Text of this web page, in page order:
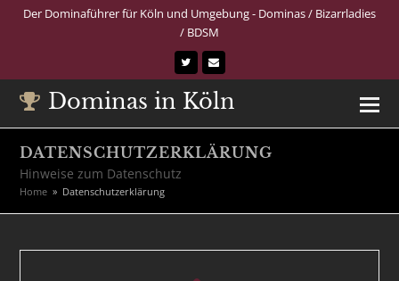
Der Dominaführer für Köln und Umgebung - Dominas / Bizarrladies
/ BDSM
TwitterE-
Dominas in Köln
DATENSCHUTZERKLÄRUNG
Hinweise zum Datenschutz
Home » Datenschutzerklärung